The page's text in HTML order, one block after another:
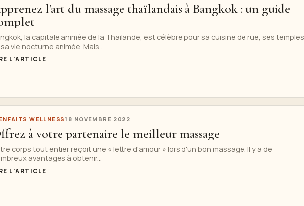
l'art du massage thaïlandais à Bangkok : un guide
la capitale animée de la Thaïlande, est célèbre pour sa cuisine de rue, ses temples
vie nocturne animée. Mais...
L'ARTICLE
WELLNESS18 NOVEMBRE 2022
à votre partenaire le meilleur massage
corps tout entier reçoit une « lettre d'amour » lors d'un bon massage. Il y a de
avantages à obtenir...
L'ARTICLE